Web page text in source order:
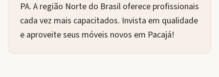
PA. A região Norte do Brasil oferece profissionais
cada vez mais capacitados. Invista em qualidade
e aproveite seus móveis novos em Pacajá!